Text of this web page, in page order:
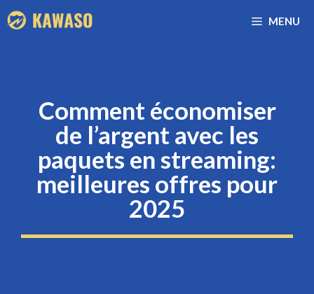
Aller
au
MENU
Comment économiser
de l’argent avec les
paquets en streaming:
meilleures offres pour
2025